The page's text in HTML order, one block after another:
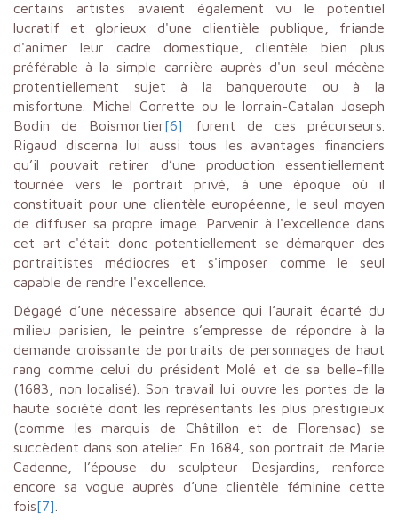
certains artistes avaient également vu le potentiel
lucratif et glorieux d'une clientièle publique, friande
d'animer leur cadre domestique, clientèle bien plus
préférable à la simple carrière auprès d'un seul mécène
protentiellement sujet à la banqueroute ou à la
misfortune. Michel Corrette ou le lorrain-Catalan Joseph
Bodin de Boismortier[6]
furent de ces précurseurs.
Rigaud discerna lui aussi tous les avantages financiers
qu’il pouvait retirer d’une production essentiellement
tournée vers le portrait privé, à une époque où il
constituait pour une clientèle européenne, le seul moyen
de diffuser sa propre image. Parvenir à l'excellence dans
cet art c'était donc potentiellement se démarquer des
portraitistes médiocres et s'imposer comme le seul
capable de rendre l'excellence.
Dégagé d’une nécessaire absence qui l’aurait écarté du
milieu parisien, le peintre s’empresse de répondre à la
demande croissante de portraits de personnages de haut
rang comme celui du président Molé et de sa belle-fille
(1683, non localisé). Son travail lui ouvre les portes de la
haute société dont les représentants les plus prestigieux
(comme les marquis de Châtillon et de Florensac) se
succèdent dans son atelier. En 1684, son portrait de Marie
Cadenne, l’épouse du sculpteur Desjardins, renforce
encore sa vogue auprès d’une clientèle féminine cette
fois[7]